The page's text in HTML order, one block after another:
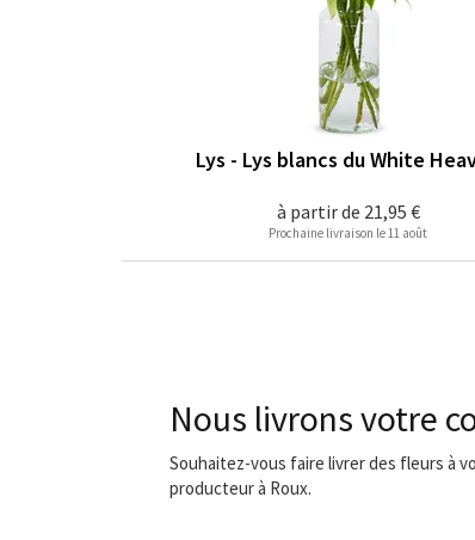
à partir de 21,95 €
Lys - Lys blancs du White
Prochaine livraison le 11 août
Nous livrons votre
Souhaitez-vous faire livrer des fleurs à
producteur à Roux.